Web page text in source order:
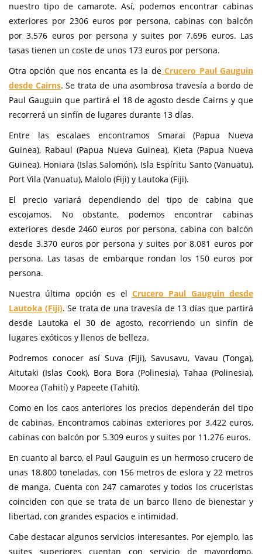
nuestro tipo de camarote. Así, podemos encontrar cabinas
exteriores por 2306 euros por persona, cabinas con balcón
por 3.576 euros por persona y suites por 7.696 euros. Las
tasas tienen un coste de unos 173 euros por persona.
Otra opción que nos encanta es la deCrucero Paul Gauguin
desde Cairns. Se trata de una asombrosa travesía a bordo de
Paul Gauguin que partirá el 18 de agosto desde Cairns y que
recorrerá un sinfín de lugares durante 13 días.
Entre las escalaes encontramos Smarai (Papua Nueva
Guinea), Rabaul (Papua Nueva Guinea), Kieta (Papua Nueva
Guinea), Honiara (Islas Salomón), Isla Espíritu Santo (Vanuatu),
Port Vila (Vanuatu), Malolo (Fiji) y Lautoka (Fiji).
El precio variará dependiendo del tipo de cabina que
escojamos. No obstante, podemos encontrar cabinas
exteriores desde 2460 euros por persona, cabina con balcón
desde 3.370 euros por persona y suites por 8.081 euros por
persona. Las tasas de embarque rondan los 150 euros por
persona.
Nuestra última opción es el Crucero Paul Gauguin desde
Lautoka (Fiji). Se trata de una travesía de 13 días que partirá
desde Lautoka el 30 de agosto, recorriendo un sinfín de
lugares exóticos y llenos de belleza.
Podremos conocer así Suva (Fiji), Savusavu, Vavau (Tonga),
Aitutaki (Islas Cook), Bora Bora (Polinesia), Tahaa (Polinesia),
Moorea (Tahití) y Papeete (Tahití).
Como en los caos anteriores los precios dependerán del tipo
de cabinas. Encontramos cabinas exteriores por 3.422 euros,
cabinas con balcón por 5.309 euros y suites por 11.276 euros.
En cuanto al barco, el Paul Gauguin es un hermoso crucero de
unas 18.800 toneladas, con 156 metros de eslora y 22 metros
de manga. Cuenta con 247 camarotes y todos los cruceristas
coinciden con que se trata de un barco lleno de bienestar y
libertad, con grandes espacios e intimidad.
Cabe destacar algunos servicios interesantes. Por ejemplo, las
suites superiores cuentan con servicio de mayordomo.